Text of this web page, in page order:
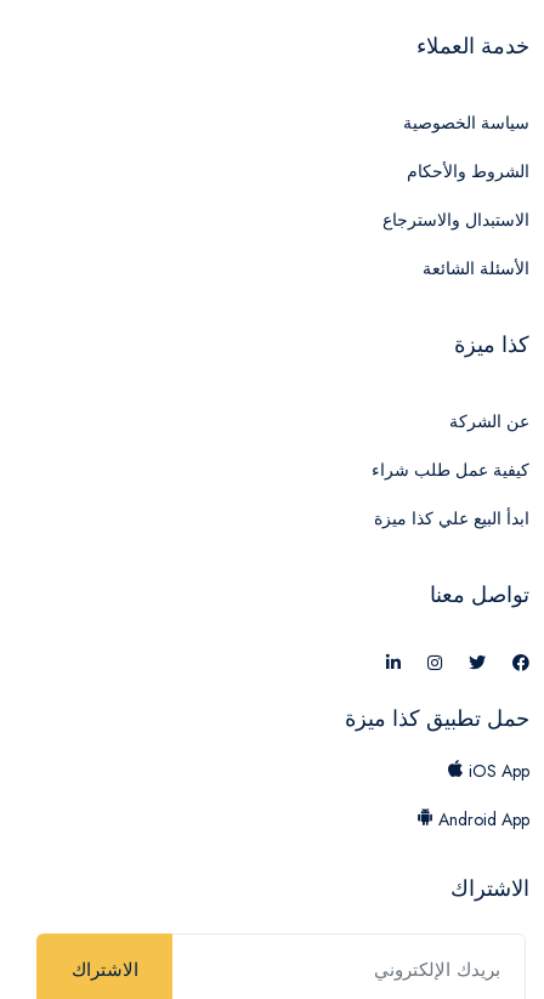
خدمة العملاء
سياسة الخصوصية
الشروط والأحكام
الاستبدال والاسترجاع
الأسئلة الشائعة
كذا ميزة
عن الشركة
كيفية عمل طلب شراء
ابدأ البيع علي كذا ميزة
تواصل معنا
حمل تطبيق كذا ميزة
iOS App
Android App
الاشتراك
الاشتراك